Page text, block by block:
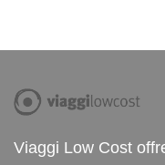
Viaggi Low Cost